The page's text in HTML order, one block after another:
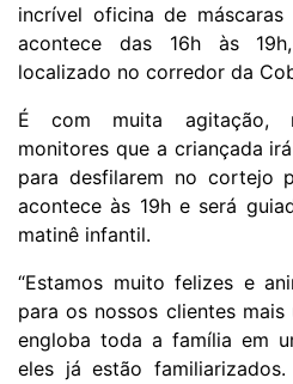
incrível oficina de
acontece das 16h às
localizado no corredor da
É com muita agitação,
monitores que a criançada
para desfilarem no cortejo
acontece às 19h e será
matinê infantil.
“Estamos muito felizes e
para os nossos clientes
engloba toda a família em
eles já estão